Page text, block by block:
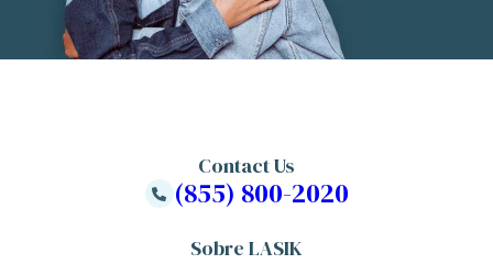
Sobre LASIK
Contact Us
(855) 800-2020